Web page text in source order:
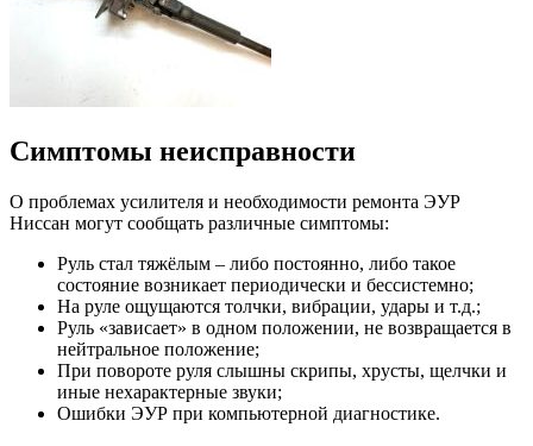
Симптомы неисправности
О проблемах усилителя и необходимости ремонта ЭУР
Ниссан могут сообщать различные симптомы:
Руль стал тяжёлым – либо постоянно, либо такое
состояние возникает периодически и бессистемно;
На руле ощущаются толчки, вибрации, удары и т.д.;
Руль «зависает» в одном положении, не возвращается в
нейтральное положение;
При повороте руля слышны скрипы, хрусты, щелчки и
иные нехарактерные звуки;
Ошибки ЭУР при компьютерной диагностике.